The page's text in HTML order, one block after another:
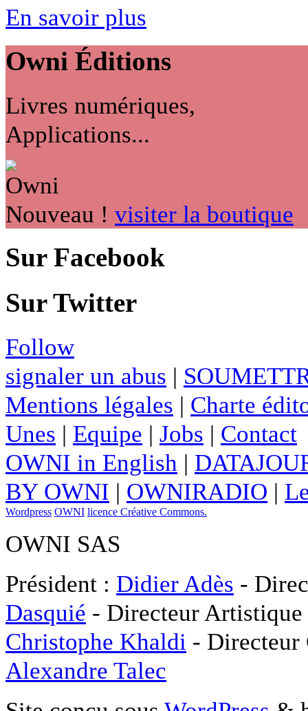
En savoir plus
Owni Éditions
Livres numériques,
Applications...
Nouveau ! visiter la boutique
Sur Facebook
Sur Twitter
Follow
signaler un abus |
Mentions légales | Charte
Unes | Equipe | Jobs | Contact
OWNI in English |
BY OWNI | OWNIRADIO |
Wordpress OWNI licence Créative Commons.
OWNI SAS
Président : Didier Adès -
Dasquié - Directeur
Christophe Khaldi -
Alexandre Talec